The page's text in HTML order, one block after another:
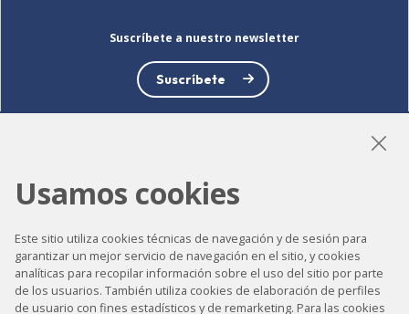
Suscríbete a nuestro newsletter
Suscríbete
LinkedInInstagram
Accesibilidad
Contacto
Usamos cookies
Este sitio utiliza cookies técnicas de navegación y de sesión para
garantizar un mejor servicio de navegación en el sitio, y cookies
analíticas para recopilar información sobre el uso del sitio por parte
de los usuarios. También utiliza cookies de elaboración de perfiles
de usuario con fines estadísticos y de remarketing. Para las cookies